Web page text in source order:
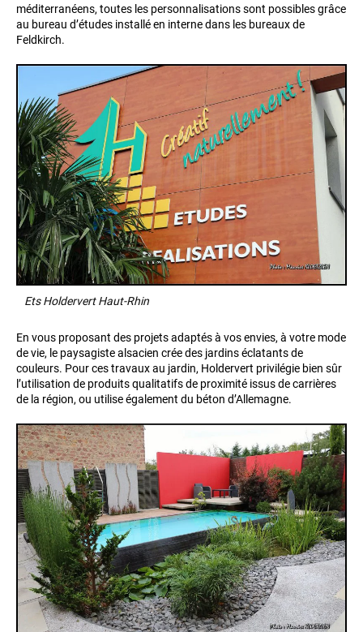
méditerranéens, toutes les personnalisations sont possibles grâce
au bureau d’études installé en interne dans les bureaux de
Feldkirch.
Ets Holdervert Haut-Rhin
En vous proposant des projets adaptés à vos envies, à votre mode
de vie, le paysagiste alsacien crée des jardins éclatants de
couleurs. Pour ces travaux au jardin, Holdervert privilégie bien sûr
l’utilisation de produits qualitatifs de proximité issus de carrières
de la région, ou utilise également du béton d’Allemagne.